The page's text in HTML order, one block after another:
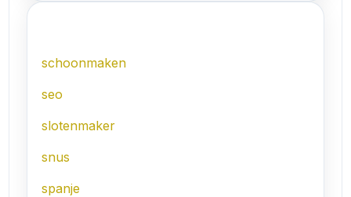
schoonmaken
seo
slotenmaker
snus
spanje